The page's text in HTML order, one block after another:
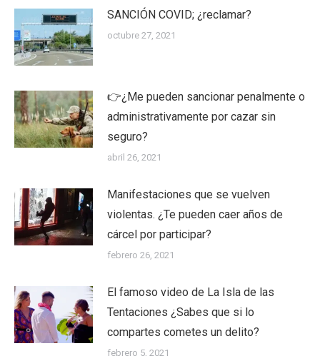
SANCIÓN COVID; ¿reclamar?
octubre 27, 2021
👉¿Me pueden sancionar penalmente o
administrativamente por cazar sin
seguro?
abril 26, 2021
Manifestaciones que se vuelven
violentas. ¿Te pueden caer años de
cárcel por participar?
febrero 26, 2021
El famoso video de La Isla de las
Tentaciones ¿Sabes que si lo
compartes cometes un delito?
febrero 5, 2021